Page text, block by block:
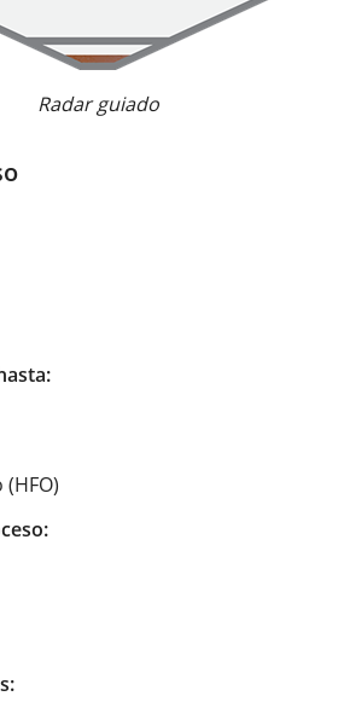
Radar guiado